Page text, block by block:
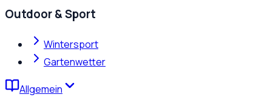
Outdoor & Sport
Wintersport
Gartenwetter
Allgemein